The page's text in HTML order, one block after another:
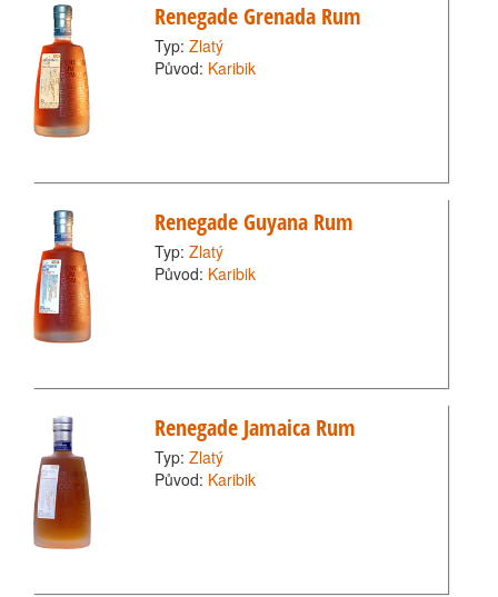
Renegade Grenada Rum
Typ: Zlatý
Původ: Karibik
Renegade Guyana Rum
Typ: Zlatý
Původ: Karibik
Renegade Jamaica Rum
Typ: Zlatý
Původ: Karibik